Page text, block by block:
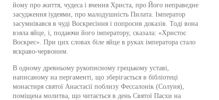
йому про життя, чудеса і вчення Христа, про Його неправедне
засудження іудеями, про малодушність Пилата. Імператор
засумнівався в чуді Воскресіння і попросив доказів. Тоді вона
взяла яйце, і, подаючи його імператору, сказала: «Христос
Воскрес». При цих словах біле яйце в руках імператора стало
яскраво-червоним.
В одному древньому рукописному грецькому уставі,
написаному на пергаменті, що зберігається в бібліотеці
монастиря святої Анастасії поблизу Фессалонік (Солуня),
поміщена молитва, що читається в день Святої Пасхи на